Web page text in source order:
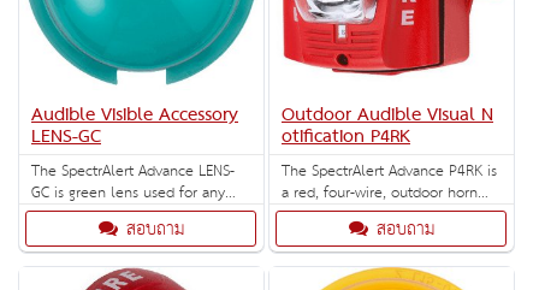
Audible Visible Accessory
LENS-GC
The SpectrAlert Advance LENS-
GC is green lens used for any
indoor or outdoor ceiling mount
สอบถาม
Outdoor Audible Visual N
otification P4RK
The SpectrAlert Advance P4RK is
a red, four-wire, outdoor horn
strobe with selectable strobe
settings of 15, 15/75, 30, 75, 95,
110 and 115 cd.
สอบถาม